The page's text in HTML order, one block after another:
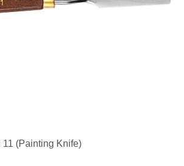
11 (Painting Knife)